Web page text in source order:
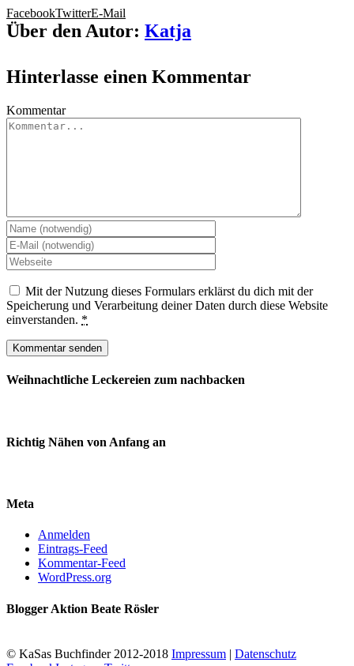
FacebookTwitterE-Mail
Über den Autor: Katja
Hinterlasse einen Kommentar
Kommentar
Mit der Nutzung dieses Formulars erklärst du dich mit der
Speicherung und Verarbeitung deiner Daten durch diese Website
einverstanden. *
Weihnachtliche Leckereien zum nachbacken
Richtig Nähen von Anfang an
Meta
Anmelden
Eintrags-Feed
Kommentar-Feed
WordPress.org
Blogger Aktion Beate Rösler
© KaSas Buchfinder 2012-2018 Impressum | Datenschutz